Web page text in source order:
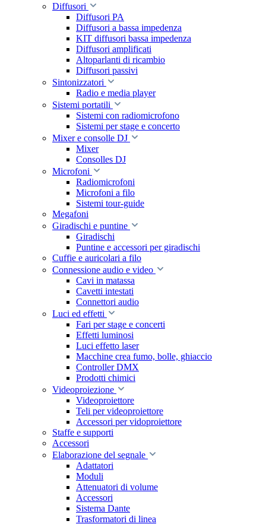
Diffusori
Diffusori PA
Diffusori a bassa impedenza
KIT diffusori bassa impedenza
Diffusori amplificati
Altoparlanti di ricambio
Diffusori passivi
Sintonizzatori
Radio e media player
Sistemi portatili
Sistemi con radiomicrofono
Sistemi per stage e concerto
Mixer e consolle DJ
Mixer
Consolles DJ
Microfoni
Radiomicrofoni
Microfoni a filo
Sistemi tour-guide
Megafoni
Giradischi e puntine
Giradischi
Puntine e accessori per giradischi
Cuffie e auricolari a filo
Connessione audio e video
Cavi in matassa
Cavetti intestati
Connettori audio
Luci ed effetti
Fari per stage e concerti
Effetti luminosi
Luci effetto laser
Macchine crea fumo, bolle, ghiaccio
Controller DMX
Prodotti chimici
Videoproiezione
Videoproiettore
Teli per videoproiettore
Accessori per vidoproiettore
Staffe e supporti
Accessori
Elaborazione del segnale
Adattatori
Moduli
Attenuatori di volume
Accessori
Sistema Dante
Trasformatori di linea